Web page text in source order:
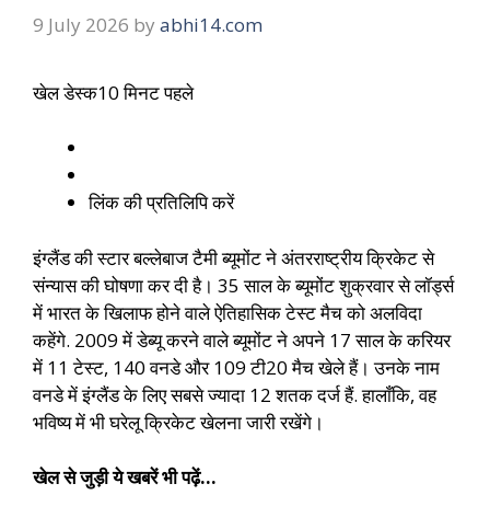
9 July 2026 by abhi14.com
खेल डेस्क10 मिनट पहले
लिंक की प्रतिलिपि करें
इंग्लैंड की स्टार बल्लेबाज टैमी ब्यूमोंट ने अंतरराष्ट्रीय क्रिकेट से
संन्यास की घोषणा कर दी है। 35 साल के ब्यूमोंट शुक्रवार से लॉर्ड्स
में भारत के खिलाफ होने वाले ऐतिहासिक टेस्ट मैच को अलविदा
कहेंगे. 2009 में डेब्यू करने वाले ब्यूमोंट ने अपने 17 साल के करियर
में 11 टेस्ट, 140 वनडे और 109 टी20 मैच खेले हैं। उनके नाम
वनडे में इंग्लैंड के लिए सबसे ज्यादा 12 शतक दर्ज हैं. हालाँकि, वह
भविष्य में भी घरेलू क्रिकेट खेलना जारी रखेंगे।
खेल से जुड़ी ये खबरें भी पढ़ें…